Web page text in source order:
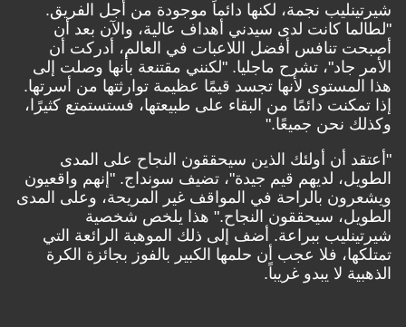
شيرتينليب نجمة، لكنها دائماً موجودة من أجل الفريق.
"لطالما كانت لدى سيدني أهداف عالية، والآن بعد أن
أصبحت تنافس أفضل اللاعبات في العالم، أدركت أن
الأمر جاد"، تشرح ماجليا. "لكنني مقتنعة بأنها وصلت إلى
هذا المستوى لأنها تجسد قيمًا عظيمة توارثتها من أسرتها.
إذا تمكنت دائمًا من البقاء على طبيعتها، فستستمتع كثيرًا،
وكذلك نحن جميعًا."
"أعتقد أن أولئك الذين سيحققون النجاح على المدى
الطويل، لديهم قيم جيدة"، تضيف سونداج. "إنهم واقعيون
ويشعرون بالراحة في المواقف غير المريحة، وعلى المدى
الطويل، سيحققون النجاح." هذا يلخص شخصية
شيرتينليب ببراعة. أضف إلى ذلك الموهبة الرائعة التي
تمتلكها، فلا عجب أن حلمها الكبير بالفوز بجائزة الكرة
الذهبية لا يبدو غريباً.